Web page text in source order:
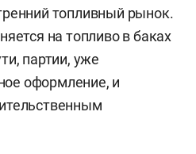
топливный рынок.
на топливо в баках
партии, уже
оформление, и